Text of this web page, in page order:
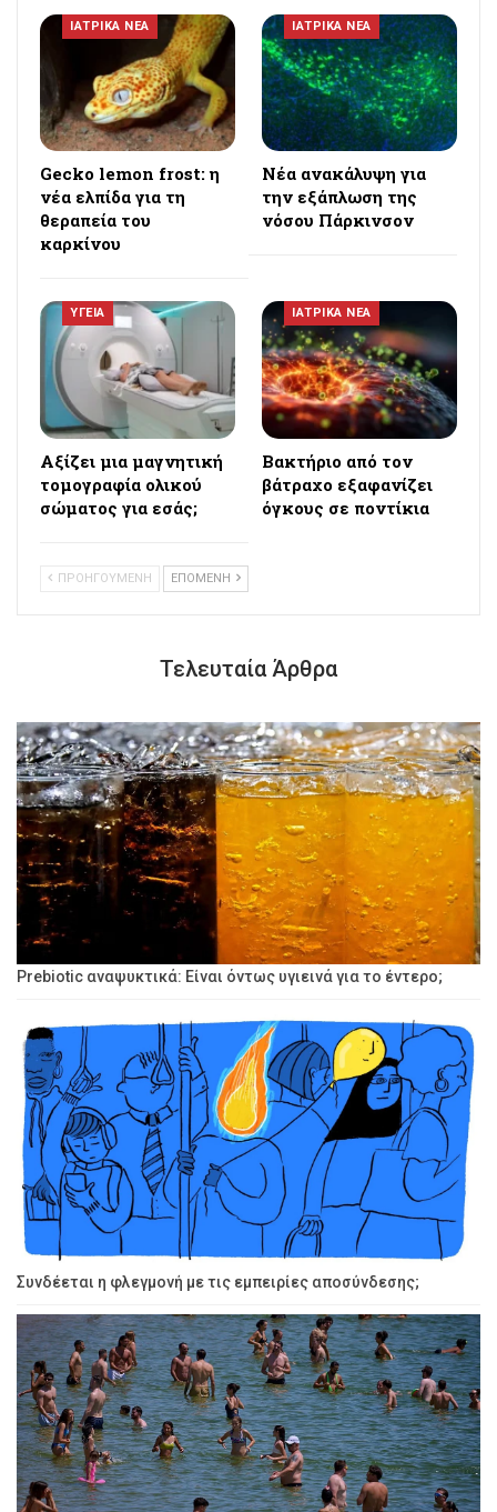
ΙΑΤΡΙΚΑ ΝΕΑ
Gecko lemon frost: η
νέα ελπίδα για τη
θεραπεία του
καρκίνου
ΙΑΤΡΙΚΑ ΝΕΑ
Νέα ανακάλυψη για
την εξάπλωση της
νόσου Πάρκινσον
ΥΓΕΙΑ
Αξίζει μια μαγνητική
τομογραφία ολικού
σώματος για εσάς;
ΙΑΤΡΙΚΑ ΝΕΑ
Βακτήριο από τον
βάτραχο εξαφανίζει
όγκους σε ποντίκια
ΠΡΟΗΓΟΥΜΕΝΗ ΕΠΟΜΕΝΗ
Τελευταία Άρθρα
Prebiotic αναψυκτικά: Είναι όντως υγιεινά για το έντερο;
Συνδέεται η φλεγμονή με τις εμπειρίες αποσύνδεσης;